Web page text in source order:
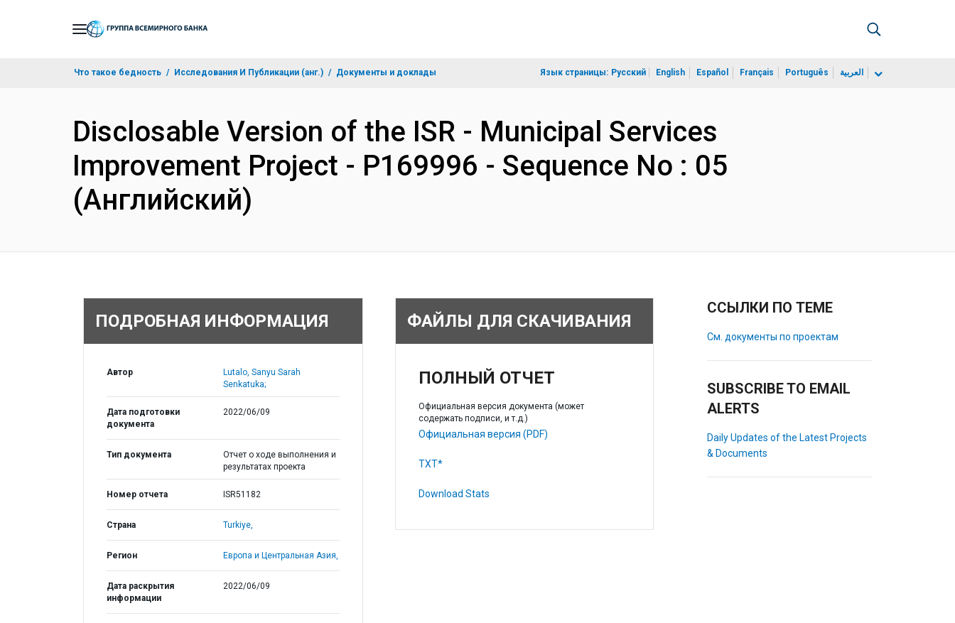
Что такое бедность Исследования И Публикации (анг.) Документы и доклады Язык страницы: Русский English Español Français Português العربية
Disclosable Version of the ISR - Municipal Services
Improvement Project - P169996 - Sequence No : 05
(Английский)
ПОДРОБНАЯ ИНФОРМАЦИЯ
Автор
Lutalo, Sanyu Sarah
Senkatuka;
Дата подготовки
документа
2022/06/09
Тип документа
Отчет о ходе выполнения и
результатах проекта
Номер отчета ISR51182
Страна Turkiye,
Регион Европа и Центральная Азия,
Дата раскрытия
информации
2022/06/09
ФАЙЛЫ ДЛЯ СКАЧИВАНИЯ
ПОЛНЫЙ ОТЧЕТ
Официальная версия документа (может
содержать подписи, и т.д.)
Официальная версия (PDF)
TXT*
Download Stats
ССЫЛКИ ПО ТЕМЕ
См. документы по проектам
SUBSCRIBE TO EMAIL
ALERTS
Daily Updates of the Latest Projects
& Documents